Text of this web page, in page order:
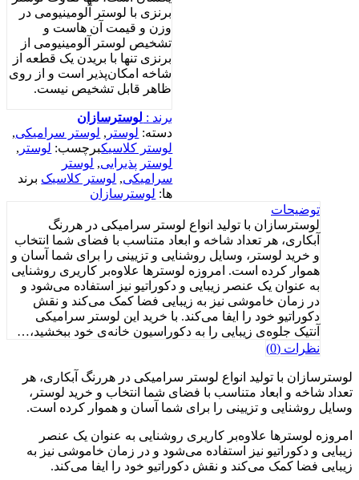
برنزی با لوستر آلومینیومی در
وزن و قیمت آن هاست و
تشخیص لوستر آلومینیومی از
برنزی تنها با بریدن یک قطعه از
شاخه امکان‌پذیر است و از روی
ظاهر قابل تشخیص نیست.
برند : لوسترسازان
دسته: لوستر , لوستر سرامیکی,
لوستر کلاسیکبرچسب: لوستر ,
لوستر پذیرایی, لوستر
سرامیکی, لوستر کلاسیک برند
ها: لوسترسازان
توضیحات
لوسترسازان با تولید انواع لوستر سرامیکی در هررنگ
آبکاری، هر تعداد شاخه و ابعاد متناسب با فضای شما انتخاب
و خرید لوستر، وسایل روشنایی و تزیینی را برای شما آسان و
هموار کرده است. امروزه لوسترها علاوه‌بر کاریری روشنایی
به عنوان یک عنصر زیبایی و دکوراتیو نیز استفاده می‌شود و
در زمان خاموشی نیز به زیبایی فضا کمک می‌کند و نقش
دکوراتیو خود را ایفا می‌کند. با خرید این لوستر سرامیکی
آنتیک جلوه‌ی زیبایی را به دکوراسیون خانه‌ی خود ببخشید،…
نظرات (0)
لوسترسازان با تولید انواع لوستر سرامیکی در هررنگ آبکاری، هر
تعداد شاخه و ابعاد متناسب با فضای شما انتخاب و خرید لوستر،
وسایل روشنایی و تزیینی را برای شما آسان و هموار کرده است.
امروزه لوسترها علاوه‌بر کاریری روشنایی به عنوان یک عنصر
زیبایی و دکوراتیو نیز استفاده می‌شود و در زمان خاموشی نیز به
زیبایی فضا کمک می‌کند و نقش دکوراتیو خود را ایفا می‌کند.